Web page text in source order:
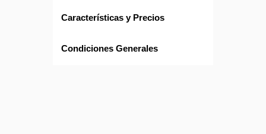
Características y Precios
Condiciones Generales